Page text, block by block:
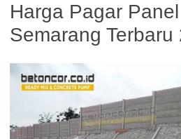
Harga Pagar
Semarang Terbaru